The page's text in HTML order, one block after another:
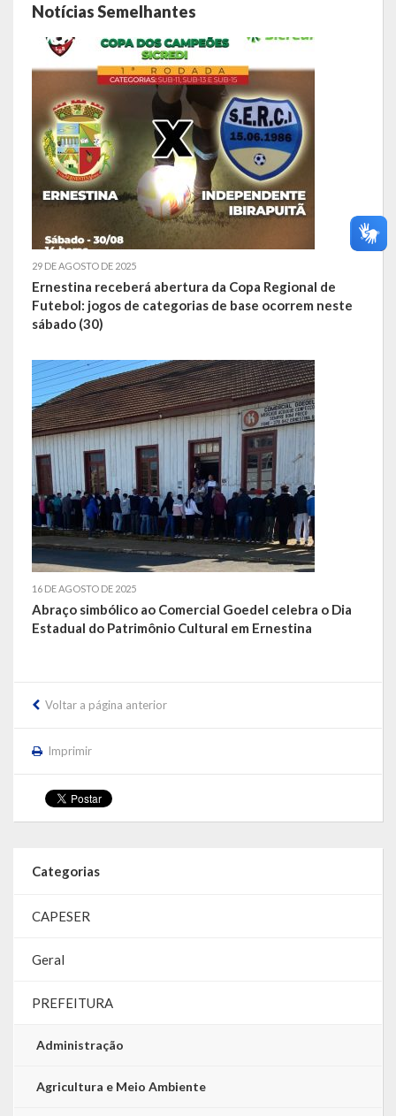
Notícias Semelhantes
29 DE AGOSTO DE 2025
Ernestina receberá abertura da Copa Regional de
Futebol: jogos de categorias de base ocorrem neste
sábado (30)
16 DE AGOSTO DE 2025
Abraço simbólico ao Comercial Goedel celebra o Dia
Estadual do Patrimônio Cultural em Ernestina
Voltar a página anterior
Imprimir
Categorias
CAPESER
Geral
PREFEITURA
Administração
Agricultura e Meio Ambiente